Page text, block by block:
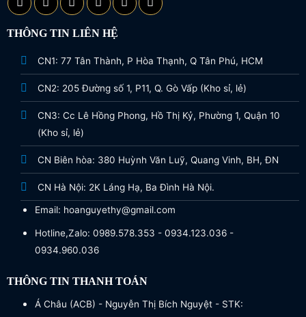
THÔNG TIN LIÊN HỆ
CN1: 77 Tân Thành, P Hòa Thạnh, Q Tân Phú, HCM
CN2: 205 Đường số 1, P11, Q. Gò Vấp (Kho sỉ, lẻ)
CN3: Cc Lê Hồng Phong, Hồ Thị Kỷ, Phường 1, Quận 10
(Kho sỉ, lẻ)
CN Biên hòa: 380 Huỳnh Văn Luỹ, Quang Vinh, BH, ĐN
CN Hà Nội: 2K Láng Hạ, Ba Đình Hà Nội.
Email: hoanguyethy@gmail.com
Hotline,Zalo: 0989.578.353 - 0934.123.036 -
0934.960.036
THÔNG TIN THANH TOÁN
Á Châu (ACB) - Nguyễn Thị Bích Nguyệt - STK: